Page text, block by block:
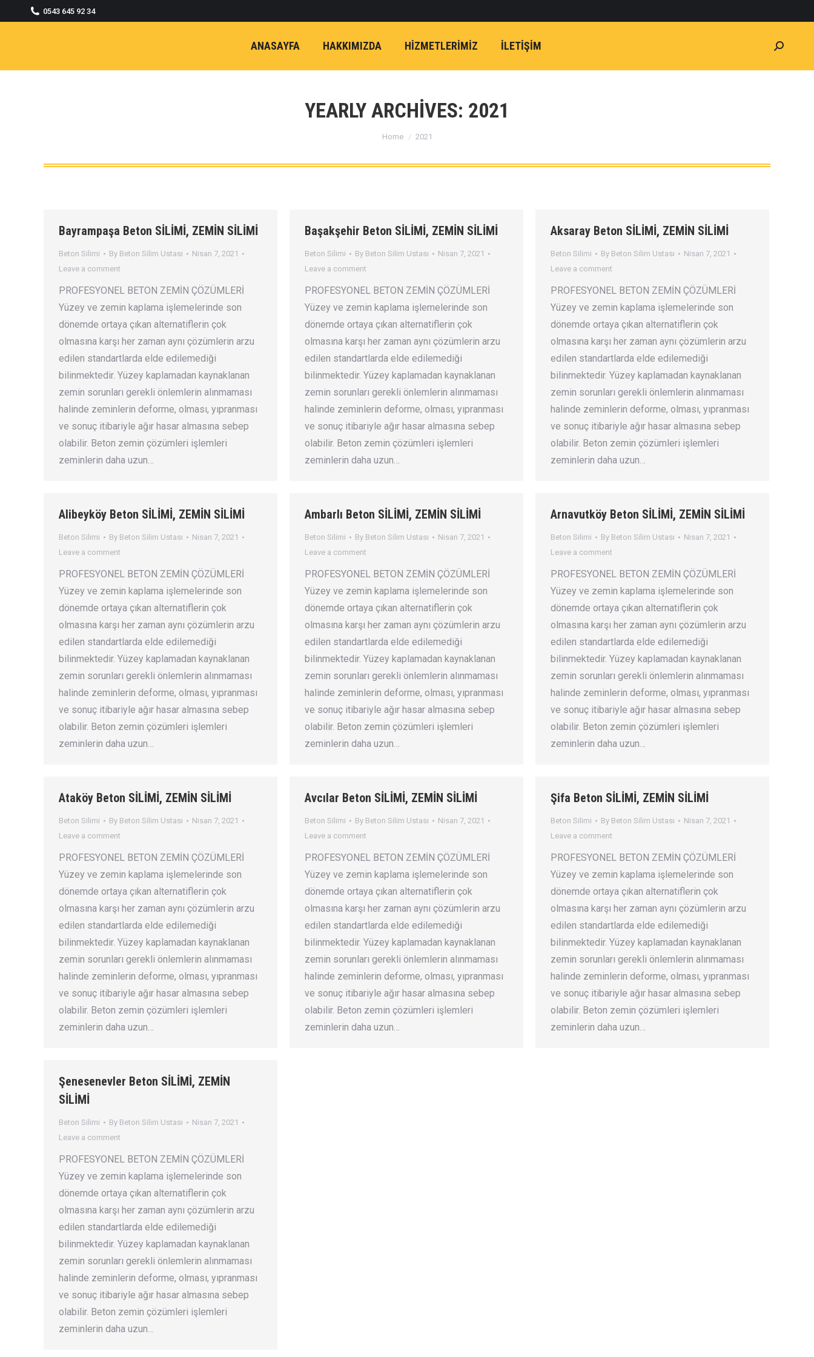
0543 645 92 34
ANASAYFA HAKKIMIZDA HİZMETLERİMİZ İLETIŞIM
YEARLY ARCHIVES: 2021
You are here:
Home 2021
Bayrampaşa Beton SİLİMİ, ZEMİN SİLİMİ
Beton Silimi By Beton Silim Ustası
Nisan 7, 2021
Leave a comment
PROFESYONEL BETON ZEMİN ÇÖZÜMLERİ
Yüzey ve zemin kaplama işlemelerinde son
dönemde ortaya çıkan alternatiflerin çok
olmasına karşı her zaman aynı çözümlerin arzu
edilen standartlarda elde edilemediği
bilinmektedir. Yüzey kaplamadan kaynaklanan
zemin sorunları gerekli önlemlerin alınmaması
halinde zeminlerin deforme, olması, yıpranması
ve sonuç itibariyle ağır hasar almasına sebep
olabilir. Beton zemin çözümleri işlemleri
zeminlerin daha uzun…
Başakşehir Beton SİLİMİ, ZEMİN SİLİMİ
Beton Silimi By Beton Silim Ustası
Nisan 7, 2021
Leave a comment
PROFESYONEL BETON ZEMİN ÇÖZÜMLERİ
Yüzey ve zemin kaplama işlemelerinde son
dönemde ortaya çıkan alternatiflerin çok
olmasına karşı her zaman aynı çözümlerin arzu
edilen standartlarda elde edilemediği
bilinmektedir. Yüzey kaplamadan kaynaklanan
zemin sorunları gerekli önlemlerin alınmaması
halinde zeminlerin deforme, olması, yıpranması
ve sonuç itibariyle ağır hasar almasına sebep
olabilir. Beton zemin çözümleri işlemleri
zeminlerin daha uzun…
Aksaray Beton SİLİMİ, ZEMİN SİLİMİ
Beton Silimi By Beton Silim Ustası
Nisan 7, 2021
Leave a comment
PROFESYONEL BETON ZEMİN ÇÖZÜMLERİ
Yüzey ve zemin kaplama işlemelerinde son
dönemde ortaya çıkan alternatiflerin çok
olmasına karşı her zaman aynı çözümlerin arzu
edilen standartlarda elde edilemediği
bilinmektedir. Yüzey kaplamadan kaynaklanan
zemin sorunları gerekli önlemlerin alınmaması
halinde zeminlerin deforme, olması, yıpranması
ve sonuç itibariyle ağır hasar almasına sebep
olabilir. Beton zemin çözümleri işlemleri
zeminlerin daha uzun…
Alibeyköy Beton SİLİMİ, ZEMİN SİLİMİ
Beton Silimi By Beton Silim Ustası
Nisan 7, 2021
Leave a comment
PROFESYONEL BETON ZEMİN ÇÖZÜMLERİ
Yüzey ve zemin kaplama işlemelerinde son
dönemde ortaya çıkan alternatiflerin çok
olmasına karşı her zaman aynı çözümlerin arzu
edilen standartlarda elde edilemediği
bilinmektedir. Yüzey kaplamadan kaynaklanan
zemin sorunları gerekli önlemlerin alınmaması
halinde zeminlerin deforme, olması, yıpranması
ve sonuç itibariyle ağır hasar almasına sebep
olabilir. Beton zemin çözümleri işlemleri
zeminlerin daha uzun…
Ambarlı Beton SİLİMİ, ZEMİN SİLİMİ
Beton Silimi By Beton Silim Ustası
Nisan 7, 2021
Leave a comment
PROFESYONEL BETON ZEMİN ÇÖZÜMLERİ
Yüzey ve zemin kaplama işlemelerinde son
dönemde ortaya çıkan alternatiflerin çok
olmasına karşı her zaman aynı çözümlerin arzu
edilen standartlarda elde edilemediği
bilinmektedir. Yüzey kaplamadan kaynaklanan
zemin sorunları gerekli önlemlerin alınmaması
halinde zeminlerin deforme, olması, yıpranması
ve sonuç itibariyle ağır hasar almasına sebep
olabilir. Beton zemin çözümleri işlemleri
zeminlerin daha uzun…
Arnavutköy Beton SİLİMİ, ZEMİN SİLİMİ
Beton Silimi By Beton Silim Ustası
Nisan 7, 2021
Leave a comment
PROFESYONEL BETON ZEMİN ÇÖZÜMLERİ
Yüzey ve zemin kaplama işlemelerinde son
dönemde ortaya çıkan alternatiflerin çok
olmasına karşı her zaman aynı çözümlerin arzu
edilen standartlarda elde edilemediği
bilinmektedir. Yüzey kaplamadan kaynaklanan
zemin sorunları gerekli önlemlerin alınmaması
halinde zeminlerin deforme, olması, yıpranması
ve sonuç itibariyle ağır hasar almasına sebep
olabilir. Beton zemin çözümleri işlemleri
zeminlerin daha uzun…
Ataköy Beton SİLİMİ, ZEMİN SİLİMİ
Beton Silimi By Beton Silim Ustası
Nisan 7, 2021
Leave a comment
PROFESYONEL BETON ZEMİN ÇÖZÜMLERİ
Yüzey ve zemin kaplama işlemelerinde son
dönemde ortaya çıkan alternatiflerin çok
olmasına karşı her zaman aynı çözümlerin arzu
edilen standartlarda elde edilemediği
bilinmektedir. Yüzey kaplamadan kaynaklanan
zemin sorunları gerekli önlemlerin alınmaması
halinde zeminlerin deforme, olması, yıpranması
ve sonuç itibariyle ağır hasar almasına sebep
olabilir. Beton zemin çözümleri işlemleri
zeminlerin daha uzun…
Avcılar Beton SİLİMİ, ZEMİN SİLİMİ
Beton Silimi By Beton Silim Ustası
Nisan 7, 2021
Leave a comment
PROFESYONEL BETON ZEMİN ÇÖZÜMLERİ
Yüzey ve zemin kaplama işlemelerinde son
dönemde ortaya çıkan alternatiflerin çok
olmasına karşı her zaman aynı çözümlerin arzu
edilen standartlarda elde edilemediği
bilinmektedir. Yüzey kaplamadan kaynaklanan
zemin sorunları gerekli önlemlerin alınmaması
halinde zeminlerin deforme, olması, yıpranması
ve sonuç itibariyle ağır hasar almasına sebep
olabilir. Beton zemin çözümleri işlemleri
zeminlerin daha uzun…
Şifa Beton SİLİMİ, ZEMİN SİLİMİ
Beton Silimi By Beton Silim Ustası
Nisan 7, 2021
Leave a comment
PROFESYONEL BETON ZEMİN ÇÖZÜMLERİ
Yüzey ve zemin kaplama işlemelerinde son
dönemde ortaya çıkan alternatiflerin çok
olmasına karşı her zaman aynı çözümlerin arzu
edilen standartlarda elde edilemediği
bilinmektedir. Yüzey kaplamadan kaynaklanan
zemin sorunları gerekli önlemlerin alınmaması
halinde zeminlerin deforme, olması, yıpranması
ve sonuç itibariyle ağır hasar almasına sebep
olabilir. Beton zemin çözümleri işlemleri
zeminlerin daha uzun…
Şenesenevler Beton SİLİMİ, ZEMİN
SİLİMİ
Beton Silimi By Beton Silim Ustası
Nisan 7, 2021
Leave a comment
PROFESYONEL BETON ZEMİN ÇÖZÜMLERİ
Yüzey ve zemin kaplama işlemelerinde son
dönemde ortaya çıkan alternatiflerin çok
olmasına karşı her zaman aynı çözümlerin arzu
edilen standartlarda elde edilemediği
bilinmektedir. Yüzey kaplamadan kaynaklanan
zemin sorunları gerekli önlemlerin alınmaması
halinde zeminlerin deforme, olması, yıpranması
ve sonuç itibariyle ağır hasar almasına sebep
olabilir. Beton zemin çözümleri işlemleri
zeminlerin daha uzun…